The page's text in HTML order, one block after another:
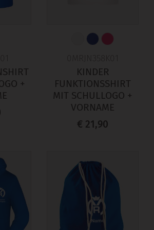
+
KINDER
FUNKTIONSSHIRT
MIT SCHULLOGO +
VORNAME
€ 21,90